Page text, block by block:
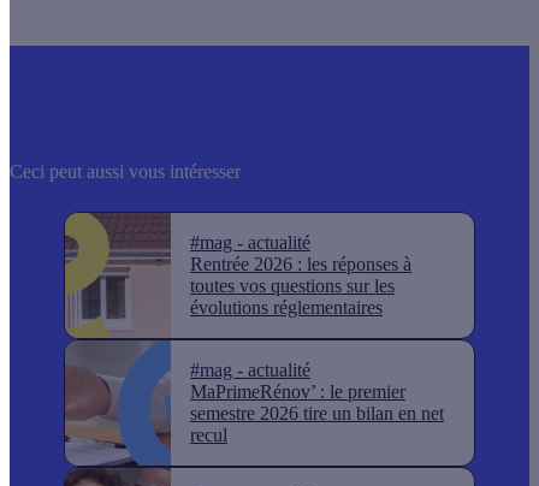
Ceci peut aussi vous intéresser
#mag - actualité
Rentrée 2026 : les réponses à
toutes vos questions sur les
évolutions réglementaires
#mag - actualité
MaPrimeRénov’ : le premier
semestre 2026 tire un bilan en net
recul